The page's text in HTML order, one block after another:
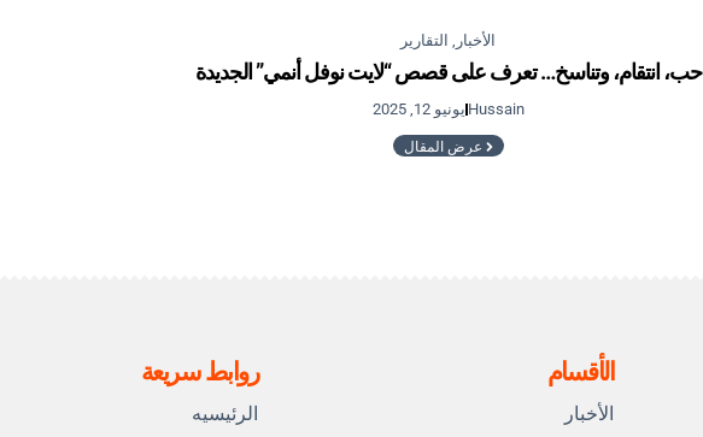
الأخبار , التقارير
حب، انتقام، وتناسخ… تعرف على قصص “لايت نوفل أنمي” الجديدة
Hussainيونيو 12, 2025
عرض المقال
الأقسام
الأخبار
روابط سريعة
الرئيسيه